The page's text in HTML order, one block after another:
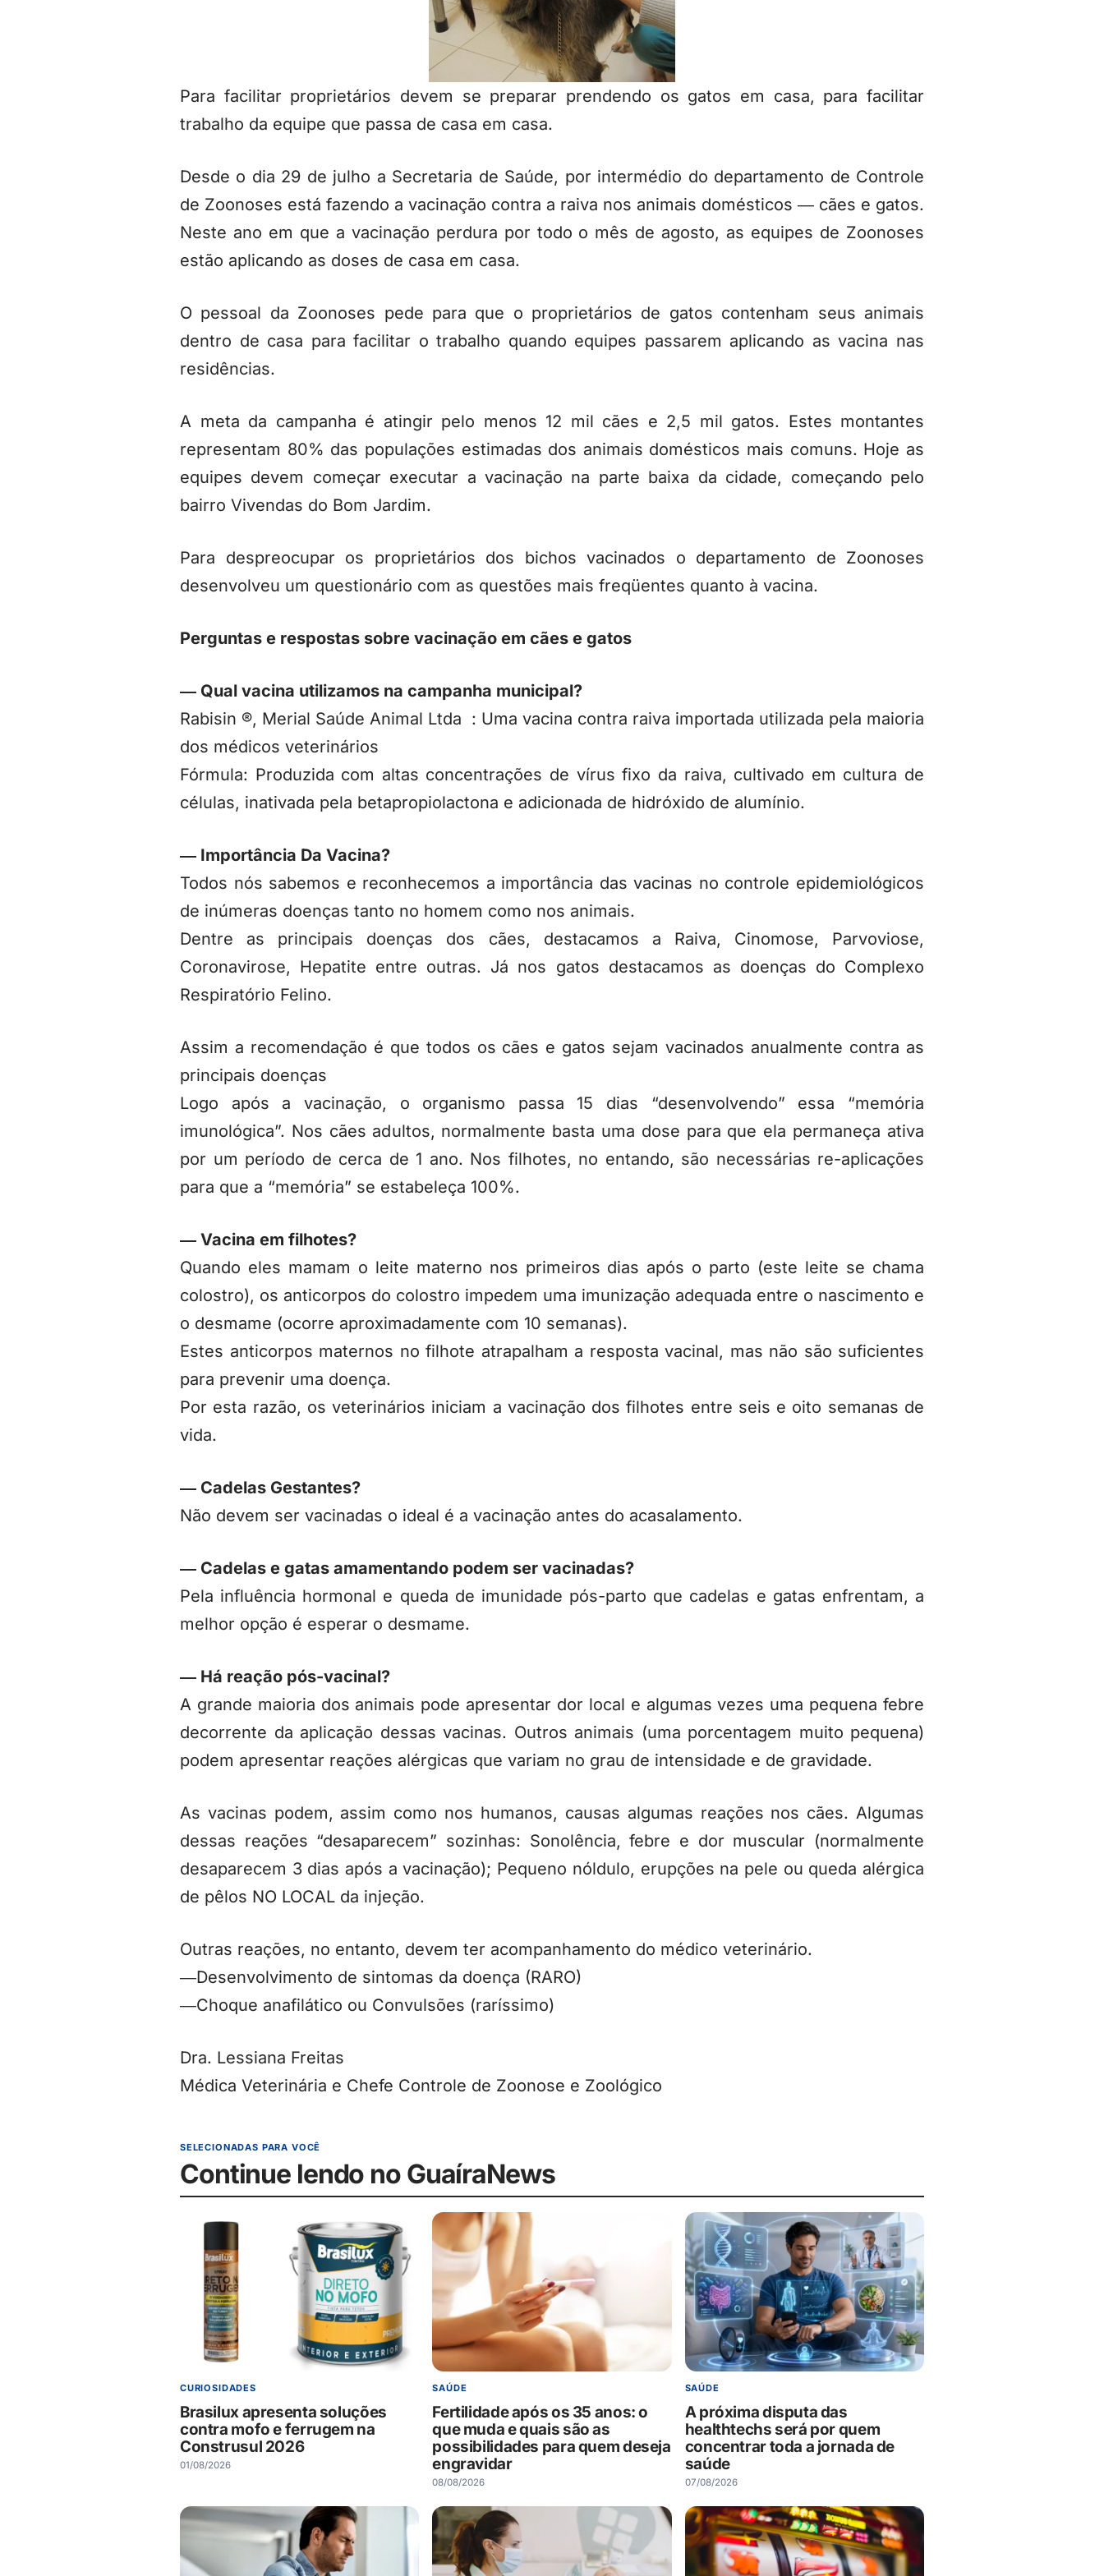
Para facilitar proprietários devem se preparar prendendo os gatos em casa, para facilitar
trabalho da equipe que passa de casa em casa.
Desde o dia 29 de julho a Secretaria de Saúde, por intermédio do departamento de Controle
de Zoonoses está fazendo a vacinação contra a raiva nos animais domésticos ― cães e gatos.
Neste ano em que a vacinação perdura por todo o mês de agosto, as equipes de Zoonoses
estão aplicando as doses de casa em casa.
O pessoal da Zoonoses pede para que o proprietários de gatos contenham seus animais
dentro de casa para facilitar o trabalho quando equipes passarem aplicando as vacina nas
residências.
A meta da campanha é atingir pelo menos 12 mil cães e 2,5 mil gatos. Estes montantes
representam 80% das populações estimadas dos animais domésticos mais comuns. Hoje as
equipes devem começar executar a vacinação na parte baixa da cidade, começando pelo
bairro Vivendas do Bom Jardim.
Para despreocupar os proprietários dos bichos vacinados o departamento de Zoonoses
desenvolveu um questionário com as questões mais freqüentes quanto à vacina.
Perguntas e respostas sobre vacinação em cães e gatos
― Qual vacina utilizamos na campanha municipal?
Rabisin ®, Merial Saúde Animal Ltda : Uma vacina contra raiva importada utilizada pela maioria
dos médicos veterinários
Fórmula: Produzida com altas concentrações de vírus fixo da raiva, cultivado em cultura de
células, inativada pela betapropiolactona e adicionada de hidróxido de alumínio.
― Importância Da Vacina?
Todos nós sabemos e reconhecemos a importância das vacinas no controle epidemiológicos
de inúmeras doenças tanto no homem como nos animais.
Dentre as principais doenças dos cães, destacamos a Raiva, Cinomose, Parvoviose,
Coronavirose, Hepatite entre outras. Já nos gatos destacamos as doenças do Complexo
Respiratório Felino.
Assim a recomendação é que todos os cães e gatos sejam vacinados anualmente contra as
principais doenças
Logo após a vacinação, o organismo passa 15 dias “desenvolvendo” essa “memória
imunológica”. Nos cães adultos, normalmente basta uma dose para que ela permaneça ativa
por um período de cerca de 1 ano. Nos filhotes, no entando, são necessárias re-aplicações
para que a “memória” se estabeleça 100%.
― Vacina em filhotes?
Quando eles mamam o leite materno nos primeiros dias após o parto (este leite se chama
colostro), os anticorpos do colostro impedem uma imunização adequada entre o nascimento e
o desmame (ocorre aproximadamente com 10 semanas).
Estes anticorpos maternos no filhote atrapalham a resposta vacinal, mas não são suficientes
para prevenir uma doença.
Por esta razão, os veterinários iniciam a vacinação dos filhotes entre seis e oito semanas de
vida.
― Cadelas Gestantes?
Não devem ser vacinadas o ideal é a vacinação antes do acasalamento.
― Cadelas e gatas amamentando podem ser vacinadas?
Pela influência hormonal e queda de imunidade pós-parto que cadelas e gatas enfrentam, a
melhor opção é esperar o desmame.
― Há reação pós-vacinal?
A grande maioria dos animais pode apresentar dor local e algumas vezes uma pequena febre
decorrente da aplicação dessas vacinas. Outros animais (uma porcentagem muito pequena)
podem apresentar reações alérgicas que variam no grau de intensidade e de gravidade.
As vacinas podem, assim como nos humanos, causas algumas reações nos cães. Algumas
dessas reações “desaparecem” sozinhas: Sonolência, febre e dor muscular (normalmente
desaparecem 3 dias após a vacinação); Pequeno nóldulo, erupções na pele ou queda alérgica
de pêlos NO LOCAL da injeção.
Outras reações, no entanto, devem ter acompanhamento do médico veterinário.
―Desenvolvimento de sintomas da doença (RARO)
―Choque anafilático ou Convulsões (raríssimo)
Dra. Lessiana Freitas
Médica Veterinária e Chefe Controle de Zoonose e Zoológico
SELECIONADAS PARA VOCÊ
Continue lendo no GuaíraNews
CURIOSIDADES
Brasilux apresenta soluções
contra mofo e ferrugem na
Construsul 2026
01/08/2026
SAÚDE
Fertilidade após os 35 anos: o
que muda e quais são as
possibilidades para quem deseja
engravidar
08/08/2026
SAÚDE
A próxima disputa das
healthtechs será por quem
concentrar toda a jornada de
saúde
07/08/2026